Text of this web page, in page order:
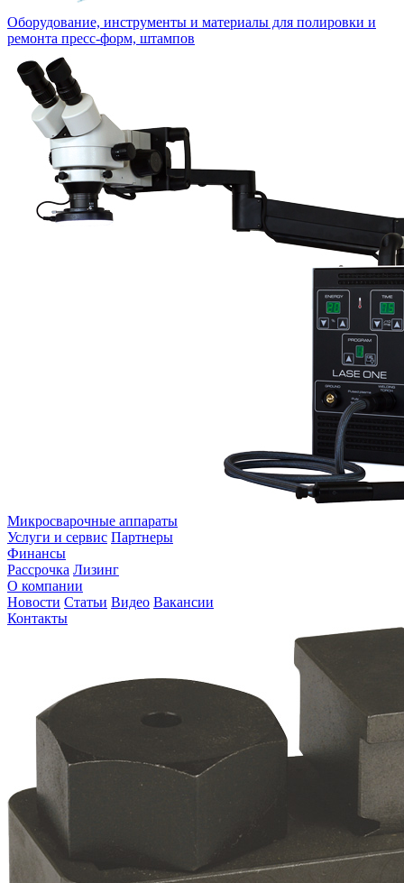
Оборудование, инструменты и материалы для полировки и
ремонта пресс-форм, штампов
Микросварочные аппараты
Услуги и сервис Партнеры
Финансы
Рассрочка Лизинг
О компании
Новости Статьи Видео Вакансии
Контакты